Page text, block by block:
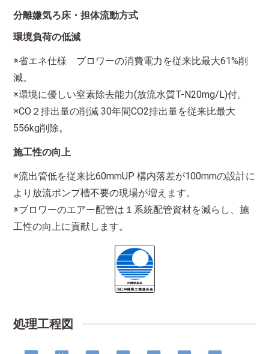
分離嫌気ろ床・担体流動方式
環境負荷の低減
※省エネ仕様 ブロワーの消費電力を従来比最大61%削
減。
※環境に優しい窒素除去能力(放流水質T-N20mg/L)付。
※CO２排出量の削減 30年間CO2排出量を従来比最大
556kg削除。
施工性の向上
※流出管低を従来比60mmUP 構内落差が100mmの設計に
より放流ポンプ槽不要の現場が増えます。
※ブロワーのエアー配管は１系統配管資材を減らし、施
工性の向上に貢献します。
処理工程図